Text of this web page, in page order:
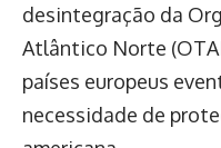
desintegração da
Atlântico Norte
países europeus
necessidade de